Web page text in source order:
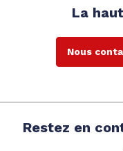
La
Nous
Restez en